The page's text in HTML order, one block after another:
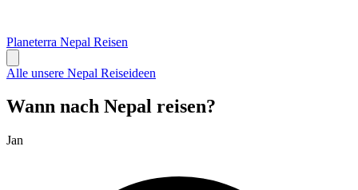
Planeterra Nepal Reisen
Alle unsere Nepal Reiseideen
Wann nach Nepal reisen?
Jan